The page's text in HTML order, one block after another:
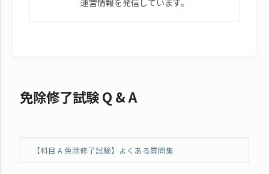
運営情報を発信しています。
免除修了試験 Q & A
【科目 A 免除修了試験】よくある質問集